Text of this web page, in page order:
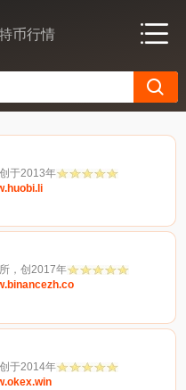
币行情
于2013年
，创2017年
于2014年